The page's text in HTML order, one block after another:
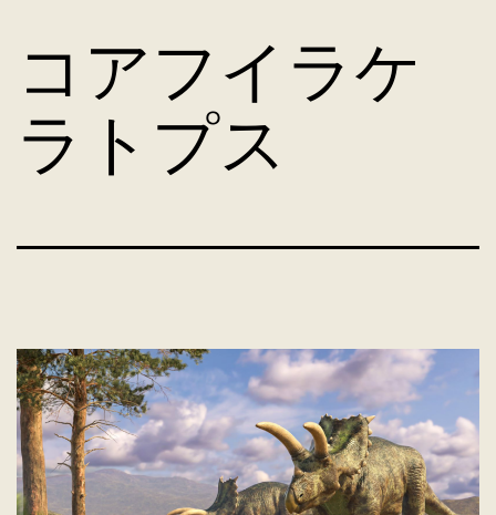
ン
テ
ン
ツ
へ
ス
コアフイラケ
ラトプス